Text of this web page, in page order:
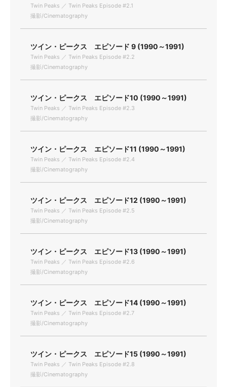
Twin Peaks ／ Twin Peaks Episode #2.1
撮影/Cinematography
ツイン・ピークス エピソード 9 (1990～1991)
Twin Peaks ／ Twin Peaks Episode #2.2
撮影/Cinematography
ツイン・ピークス エピソード10 (1990～1991)
Twin Peaks ／ Twin Peaks Episode #2.3
撮影/Cinematography
ツイン・ピークス エピソード11 (1990～1991)
Twin Peaks ／ Twin Peaks Episode #2.4
撮影/Cinematography
ツイン・ピークス エピソード12 (1990～1991)
Twin Peaks ／ Twin Peaks Episode #2.5
撮影/Cinematography
ツイン・ピークス エピソード13 (1990～1991)
Twin Peaks ／ Twin Peaks Episode #2.6
撮影/Cinematography
ツイン・ピークス エピソード14 (1990～1991)
Twin Peaks ／ Twin Peaks Episode #2.7
撮影/Cinematography
ツイン・ピークス エピソード15 (1990～1991)
Twin Peaks ／ Twin Peaks Episode #2.8
撮影/Cinematography